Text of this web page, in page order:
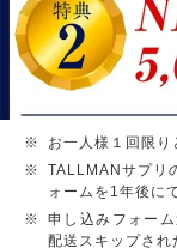
お一人様１回限り
TALLMANサプリ
ォームを1年後に
申し込みフォー
配送スキップされ